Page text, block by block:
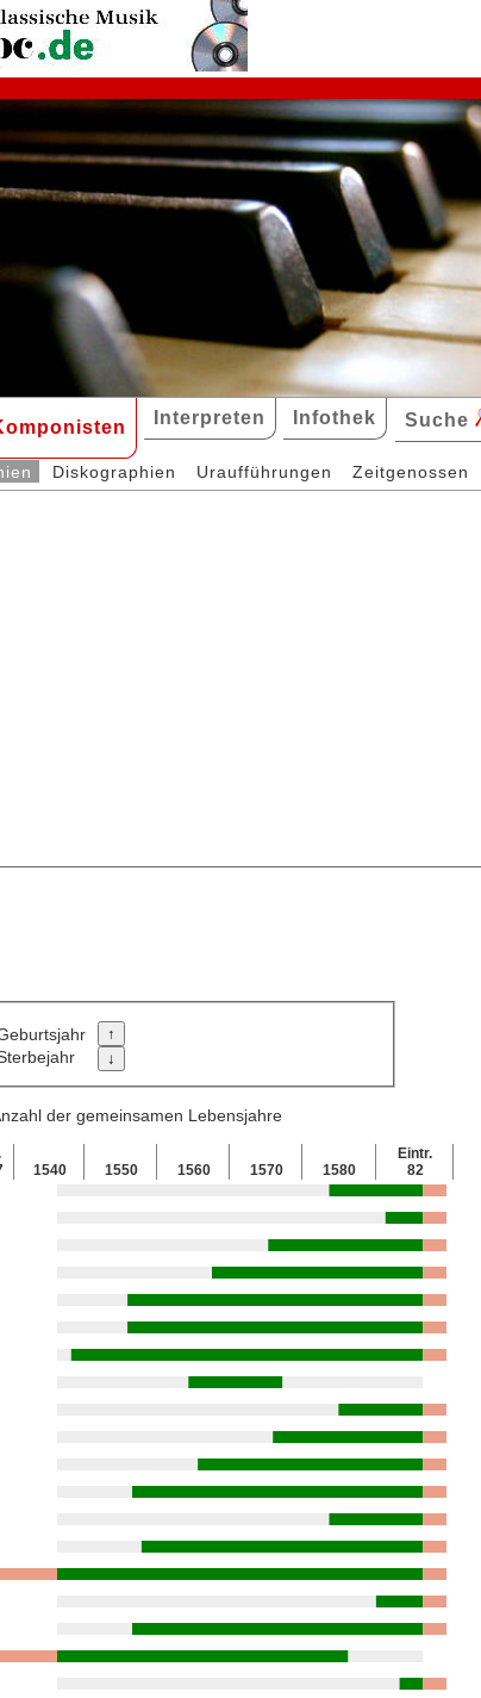
Interpreten Infothek Suche
Diskographien Uraufführungen Zeitgenossen
der gemeinsamen Lebensjahre
1540 1550 1560 1570 1580
Eintr.
82